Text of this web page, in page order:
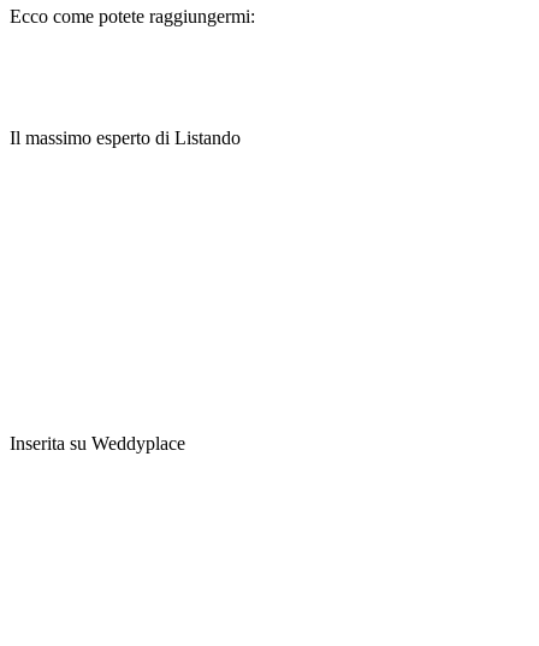
Ecco come potete raggiungermi:
Il massimo esperto di Listando
Inserita su Weddyplace